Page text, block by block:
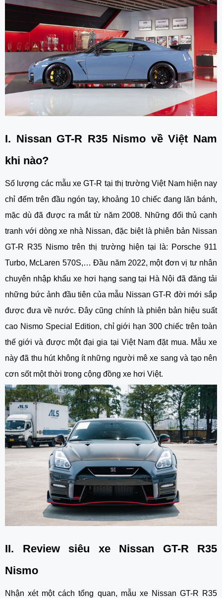
I. Nissan GT-R R35 Nismo về Việt Nam
khi nào?
Số lượng các mẫu xe GT-R tại thị trường Việt Nam hiện nay
chỉ đếm trên đầu ngón tay, khoảng 10 chiếc đang lăn bánh,
mặc dù đã được ra mắt từ năm 2008. Những đối thủ cạnh
tranh với dòng xe nhà Nissan, đặc biệt là phiên bản Nissan
GT-R R35 Nismo trên thị trường hiện tại là: Porsche 911
Turbo, McLaren 570S,… Đầu năm 2022, một đơn vị tư nhân
chuyên nhập khẩu xe hơi hạng sang tại Hà Nội đã đăng tải
những bức ảnh đầu tiên của mẫu Nissan GT-R đời mới sắp
được đưa về nước. Đây cũng chính là phiên bản hiệu suất
cao Nismo Special Edition, chỉ giới hạn 300 chiếc trên toàn
thế giới và được một đại gia tại Việt Nam đặt mua. Mẫu xe
này đã thu hút không ít những người mê xe sang và tạo nên
cơn sốt một thời trong cộng đồng xe hơi Việt.
II. Review siêu xe Nissan GT-R R35
Nismo
Nhận xét một cách tổng quan, mẫu xe Nissan GT-R R35